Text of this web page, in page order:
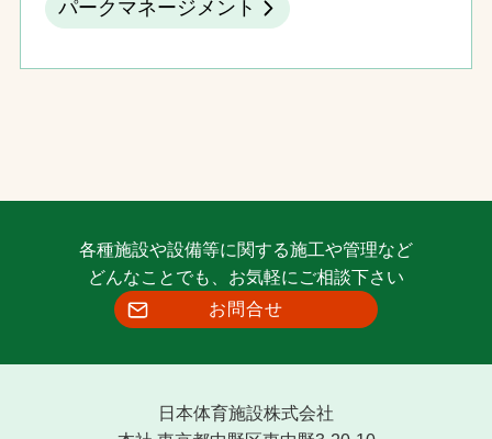
パークマネージメント
各種施設や設備等に関する施工や管理など
どんなことでも、お気軽にご相談下さい
お問合せ
日本体育施設株式会社